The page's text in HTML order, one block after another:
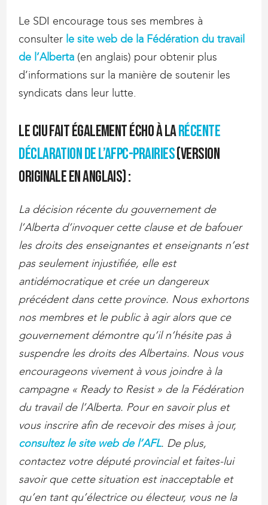
Le SDI encourage tous ses membres à
consulter le site web de la Fédération du travail
de l’Alberta (en anglais) pour obtenir plus
d’informations sur la manière de soutenir les
syndicats dans leur lutte.
Le CIU fait également écho à larécente
déclaration de l’AFPC-Prairies(version
originale en anglais) :
La décision récente du gouvernement de
l’Alberta d’invoquer cette clause et de bafouer
les droits des enseignantes et enseignants n’est
pas seulement injustifiée, elle est
antidémocratique et crée un dangereux
précédent dans cette province. Nous exhortons
nos membres et le public à agir alors que ce
gouvernement démontre qu’il n’hésite pas à
suspendre les droits des Albertains. Nous vous
encourageons vivement à vous joindre à la
campagne « Ready to Resist » de la Fédération
du travail de l’Alberta. Pour en savoir plus et
vous inscrire afin de recevoir des mises à jour,
consultez le site web de l’AFL. De plus,
contactez votre député provincial et faites-lui
savoir que cette situation est inacceptable et
qu’en tant qu’électrice ou électeur, vous ne la